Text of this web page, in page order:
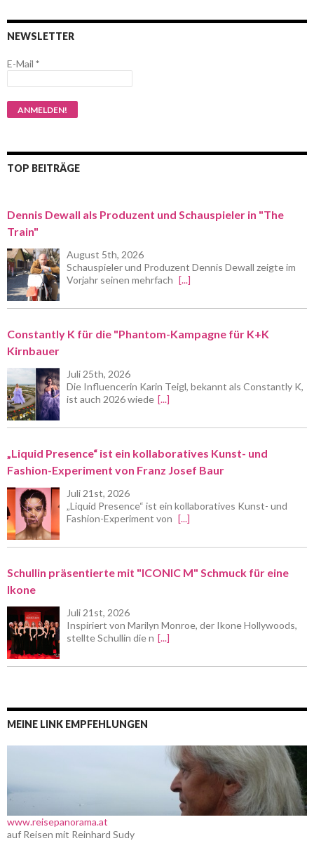
NEWSLETTER
E-Mail *
TOP BEITRÄGE
Dennis Dewall als Produzent und Schauspieler in "The
Train"
August 5th, 2026
Schauspieler und Produzent Dennis Dewall zeigte im
Vorjahr seinen mehrfach [...]
Constantly K für die "Phantom-Kampagne für K+K
Kirnbauer
Juli 25th, 2026
Die Influencerin Karin Teigl, bekannt als Constantly K,
ist auch 2026 wiede [...]
„Liquid Presence“ ist ein kollaboratives Kunst- und
Fashion-Experiment von Franz Josef Baur
Juli 21st, 2026
„Liquid Presence“ ist ein kollaboratives Kunst- und
Fashion-Experiment von [...]
Schullin präsentierte mit "ICONIC M" Schmuck für eine
Ikone
Juli 21st, 2026
Inspiriert von Marilyn Monroe, der Ikone Hollywoods,
stellte Schullin die n [...]
MEINE LINK EMPFEHLUNGEN
www.reisepanorama.at
auf Reisen mit Reinhard Sudy